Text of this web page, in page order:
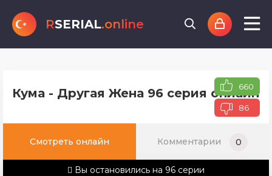
RSERIAL.online
Кума - Другая Жена 96 серия онлайн
660
86
Смотреть онлайн Комментарии 0
Вы остановились на 96 серии